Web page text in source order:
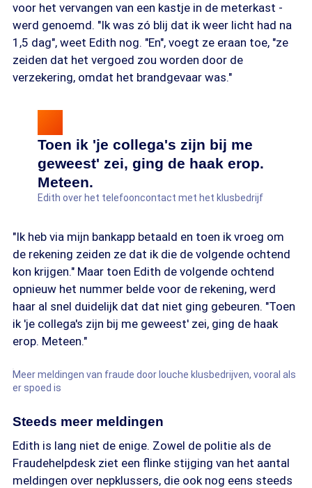
voor het vervangen van een kastje in de meterkast -
werd genoemd. "Ik was zó blij dat ik weer licht had na
1,5 dag", weet Edith nog. "En", voegt ze eraan toe, "ze
zeiden dat het vergoed zou worden door de
verzekering, omdat het brandgevaar was."
Toen ik 'je collega's zijn bij me
geweest' zei, ging de haak erop.
Meteen.
Edith over het telefooncontact met het klusbedrijf
"Ik heb via mijn bankapp betaald en toen ik vroeg om
de rekening zeiden ze dat ik die de volgende ochtend
kon krijgen." Maar toen Edith de volgende ochtend
opnieuw het nummer belde voor de rekening, werd
haar al snel duidelijk dat dat niet ging gebeuren. "Toen
ik 'je collega's zijn bij me geweest' zei, ging de haak
erop. Meteen."
Meer meldingen van fraude door louche klusbedrijven, vooral als
er spoed is
Steeds meer meldingen
Edith is lang niet de enige. Zowel de politie als de
Fraudehelpdesk ziet een flinke stijging van het aantal
meldingen over nepklussers, die ook nog eens steeds